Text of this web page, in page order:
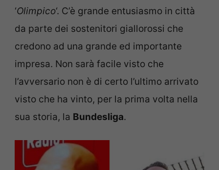
‘Olimpico‘. C’è grande entusiasmo in città
da parte dei sostenitori giallorossi che
credono ad una grande ed importante
impresa. Non sarà facile visto che
l’avversario non è di certo l’ultimo arrivato
visto che ha vinto, per la prima volta nella
sua storia, la Bundesliga.